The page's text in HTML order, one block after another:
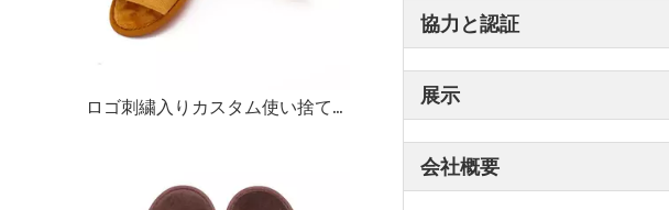
ロゴ刺繍入りカスタム使い捨てスリッパ |プレミアムベロア
協力と認証
展示
会社概要